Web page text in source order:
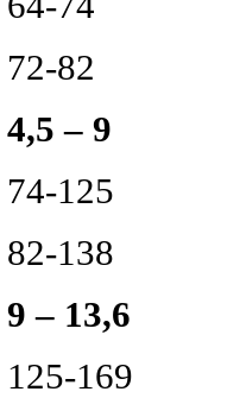
72-82
4,5 – 9
74-125
82-138
9 – 13,6
125-169